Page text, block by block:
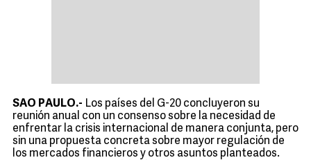
SAO PAULO.- Los países del G-20 concluyeron su
reunión anual con un consenso sobre la necesidad de
enfrentar la crisis internacional de manera conjunta, pero
sin una propuesta concreta sobre mayor regulación de
los mercados financieros y otros asuntos planteados.